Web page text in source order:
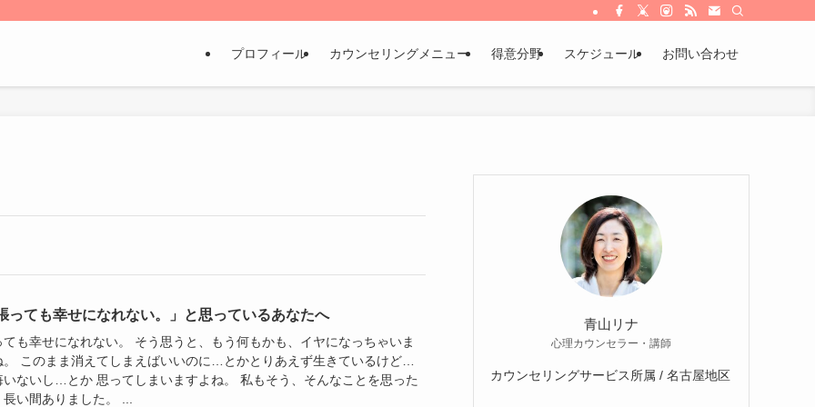
プロフィール カウンセリングメニュー 得意分野 スケジュール お問い合わせ
っても幸せになれない。」と思っているあなたへ
ても幸せになれない。 そう思うと、もう何もかも、イヤになっちゃいま
。 このまま消えてしまえばいいのに…とかとりあえず生きているけど…
いないし…とか 思ってしまいますよね。 私もそう、そんなことを思った
い間ありました。 ...
青山リナ
心理カウンセラー・講師
カウンセリングサービス所属 / 名古屋地区